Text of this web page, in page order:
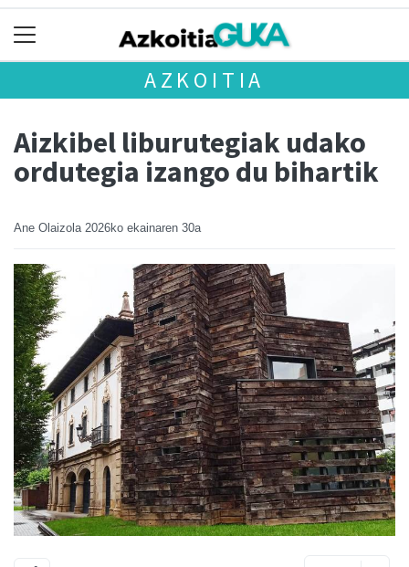
AZKOITIA
Aizkibel liburutegiak udako
ordutegia izango du bihartik
Ane Olaizola 2026ko ekainaren 30a